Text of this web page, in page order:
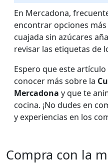
En Mercadona,
encontrar opciones
cuajada sin azúcares
revisar las etiquetas de
Espero que este
conocer más sobre la
Mercadona y que te
cocina. ¡No dudes en
y experiencias en los
Compra con la